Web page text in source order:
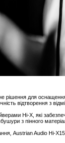
для оснащення
відтворення з
Hi-X, які
з пінного
Austrian Audio